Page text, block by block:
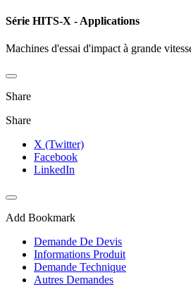
Série HITS-X - Applications
Machines d'essai d'impact à grande
Share
Share
X (Twitter)
Facebook
LinkedIn
Add Bookmark
Demande De Devis
Informations Produit
Demande Technique
Autres Demandes